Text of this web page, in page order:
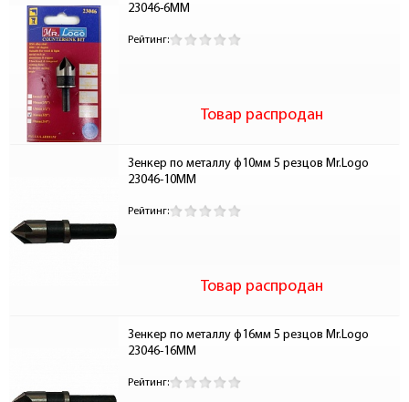
23046-6ММ
Рейтинг:
Товар распродан
Зенкер по металлу ф10мм 5 резцов Mr.Logo
23046-10ММ
Рейтинг:
Товар распродан
Зенкер по металлу ф16мм 5 резцов Mr.Logo
23046-16ММ
Рейтинг: